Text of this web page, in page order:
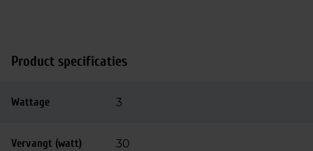
Product specificaties
Wattage 3
Vervangt (watt) 30